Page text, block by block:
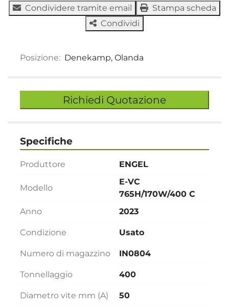
Condividere tramite email
Stampa scheda
Condividi
Posizione: Denekamp, Olanda
Richiedi Quotazione
Specifiche
Produttore ENGEL
Modello
E-VC
765H/170W/400 C
Anno
2023
Condizione Usato
Numero di magazzino IN0804
Tonnellaggio 400
Diametro vite mm (A) 50